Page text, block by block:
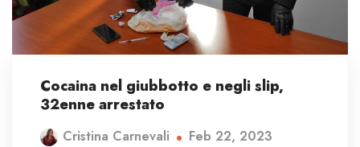
Cocaina nel giubbotto e negli slip,
32enne arrestato
Cristina Carnevali Feb 22, 2023